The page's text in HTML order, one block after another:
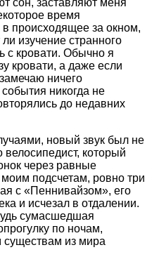
сон, заставляют меня
время
происходящее за окном,
изучение странного
с кровати. Обычно я
кровати, а даже если
ничего
никогда не
до недавних
новый звук был не
который
через равные
подсчетам, ровно три
с
Пеннивайзом
, его
и исчезал в отдалении.
сумасшедшая
по ночам,
из мира